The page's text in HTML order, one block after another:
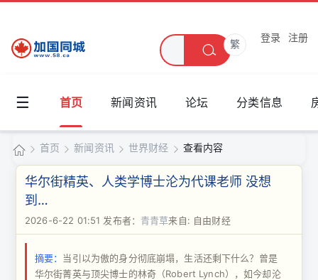
繁
登录 注册
☰ 首页 新闻资讯 论坛 分类信息
加
国
同
城
›
首页 新闻资讯 世界财经 查看内容
华尔街精英、人类学博士沦为代课老师 没想
到…
2026-6-22 01:51 发布者： 青青草来自: 自由财经
摘要： 当引以为傲的身分彻底崩塌，生活还剩下什么？曾是
华尔街菁英与顶尖博士的林奇（Robert Lynch），如今却沦